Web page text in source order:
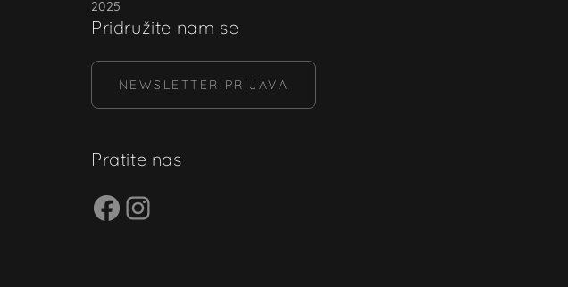
Pridružite nam se
NEWSLETTER PRIJAVA
Pratite nas